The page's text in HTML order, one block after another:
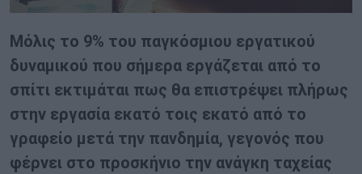
Mόλις το 9% του παγκόσμιου εργατικού
δυναμικού που σήμερα εργάζεται από το
σπίτι εκτιμάται πως θα επιστρέψει πλήρως
στην εργασία εκατό τοις εκατό από το
γραφείο μετά την πανδημία, γεγονός που
φέρνει στο προσκήνιο την ανάγκη ταχείας